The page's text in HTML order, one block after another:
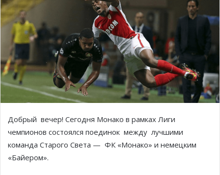
Добрый вечер! Сегодня Монако в рамках Лиги
чемпионов состоялся поединок между лучшими
команда Старого Света — ФК «Монако» и немецким
«Байером».